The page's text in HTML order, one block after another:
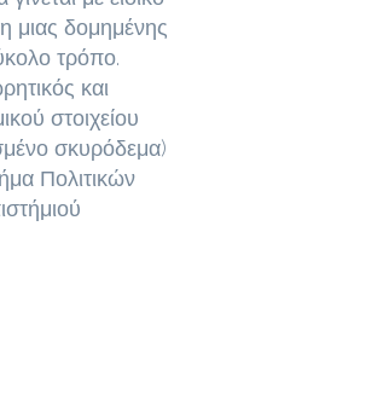
μιας δομημένης
τρόπο.
και
στοιχείου
σκυρόδεμα)
Πολιτικών